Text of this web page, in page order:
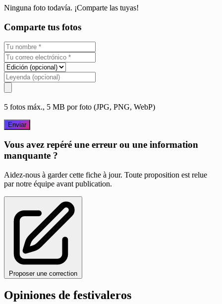
Ninguna foto todavía. ¡Comparte las tuyas!
Comparte tus fotos
5 fotos máx., 5 MB por foto (JPG, PNG, WebP)
Enviar
Vous avez repéré une erreur ou une information
manquante ?
Aidez-nous à garder cette fiche à jour. Toute proposition est relue
par notre équipe avant publication.
Proposer une correction
Opiniones de festivaleros